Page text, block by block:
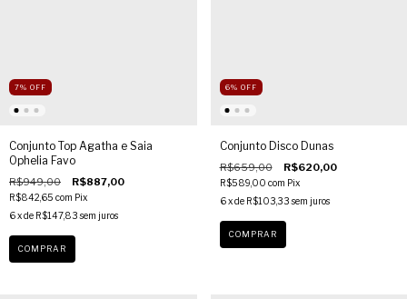
7% OFF
Conjunto Top Agatha e Saia
Ophelia Favo
R$949,00 R$887,00
R$842,65 com Pix
6x de R$147,83 sem juros
COMPRAR
6% OFF
Conjunto Disco Dunas
R$659,00 R$620,00
R$589,00 com Pix
6 x de R$103,33 sem juros
COMPRAR